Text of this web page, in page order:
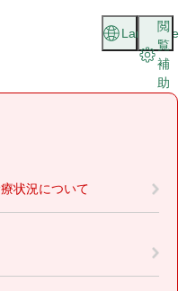
閲
覧
補
助
Language
状況について